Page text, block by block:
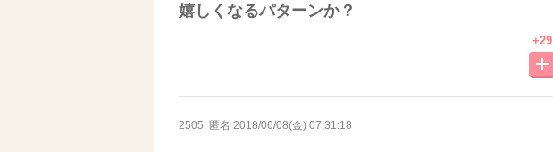
嬉しくなるパターンか？
+29
2505. 匿名 2018/06/08(金) 07:31:18